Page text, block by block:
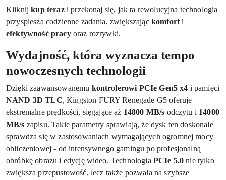
Kliknijkup terazi przekonaj się, jak ta rewolucyjna technologia
przyspiesza codzienne zadania, zwiększając komfort i
efektywność pracyoraz rozrywki.
Wydajność, która wyznacza tempo
nowoczesnych technologii
Dzięki zaawansowanemu kontrolerowi PCIe Gen5 x4 i pamięci
NAND 3D TLC, Kingston FURY Renegade G5 oferuje
ekstremalne prędkości, sięgające aż 14800 MB/s odczytu i 14000
MB/s zapisu. Takie parametry sprawiają, że dysk ten doskonale
sprawdza się w zastosowaniach wymagających ogromnej mocy
obliczeniowej - od intensywnego gamingu po profesjonalną
obróbkę obrazu i edycję wideo. Technologia PCIe 5.0 nie tylko
zwiększa przepustowość, lecz także pozwala na szybsze